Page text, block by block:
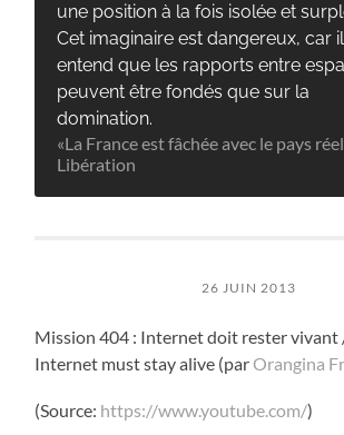
une position à la fois isolée et
Cet imaginaire est dangereux, car
entend que les rapports entre
peuvent être fondés que sur la
domination.
«La France est fâchée avec le pays
Libération
26 JUIN 2013
Mission 404 : Internet doit rester vivant
Internet must stay alive (parOrangina
(Source: https://www.youtube.com/)